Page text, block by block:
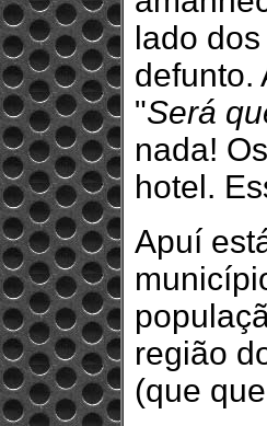
lado
defunto.
"Será
nada!
hotel.
Apuí
região
(que